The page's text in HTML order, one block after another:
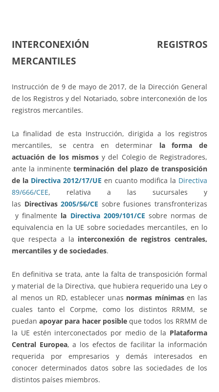
INTERCONEXIÓN REGISTROS
MERCANTILES
Instrucción de 9 de mayo de 2017, de la Dirección General
de los Registros y del Notariado, sobre interconexión de los
registros mercantiles.
La finalidad de esta Instrucción, dirigida a los registros
mercantiles, se centra en determinar la forma de
actuación de los mismosy del Colegio de Registradores,
ante la inminenteterminación del plazo de transposición
de la Directiva 2012/17/UE en cuanto modifica la Directiva
89/666/CEE, relativa a las sucursales y
las Directivas2005/56/CE sobre fusiones transfronterizas
y finalmente la Directiva 2009/101/CE sobre normas de
equivalencia en la UE sobre sociedades mercantiles, en lo
que respecta a la interconexión de registros centrales,
mercantiles y de sociedades.
En definitiva se trata, ante la falta de transposición formal
y material de la Directiva, que hubiera requerido una Ley o
al menos un RD, establecer unas normas mínimasen las
cuales tanto el Corpme, como los distintos RRMM, se
puedanapoyar para hacer posibleque todos los RRMM de
la UE estén interconectados por medio de la Plataforma
Central Europea, a los efectos de facilitar la información
requerida por empresarios y demás interesados en
conocer determinados datos sobre las sociedades de los
distintos países miembros.